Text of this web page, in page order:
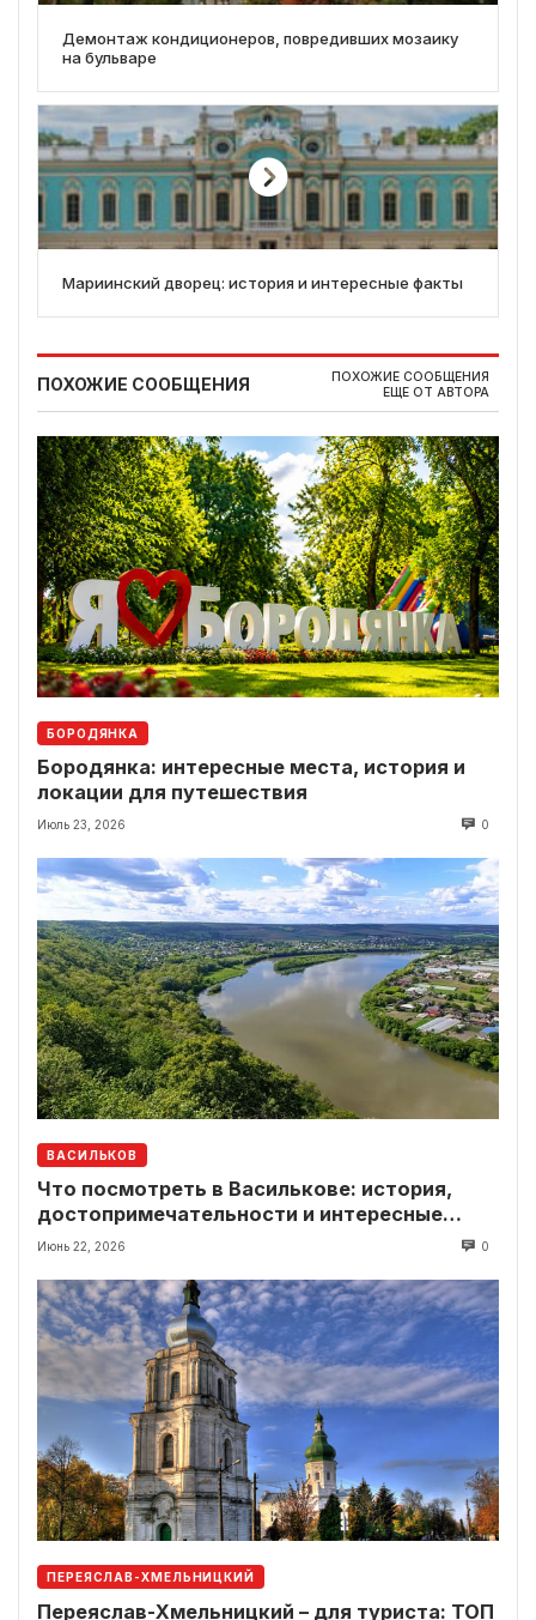
Демонтаж кондиционеров, повредивших мозаику
на бульваре
Мариинский дворец: история и интересные факты
ПОХОЖИЕ СООБЩЕНИЯ
ПОХОЖИЕ СООБЩЕНИЯ
ЕЩЕ ОТ АВТОРА
БОРОДЯНКА
Бородянка: интересные места, история и
локации для путешествия
Июль 23, 2026 0
ВАСИЛЬКОВ
Что посмотреть в Василькове: история,
достопримечательности и интересные
локации рядом
Июнь 22, 2026 0
ПЕРЕЯСЛАВ-ХМЕЛЬНИЦКИЙ
Переяслав-Хмельницкий – для туриста: ТОП